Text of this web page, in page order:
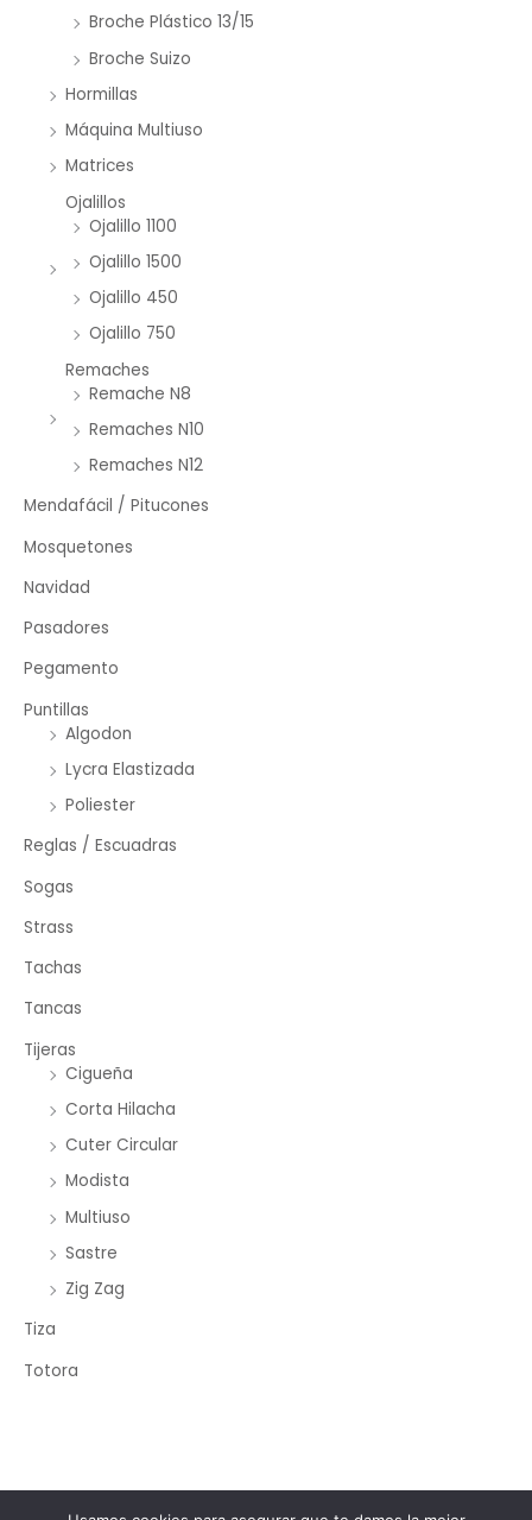
Broche Plástico 13/15
Broche Suizo
Hormillas
Máquina Multiuso
Matrices
Ojalillos
Ojalillo 1100
Ojalillo 1500
Ojalillo 450
Ojalillo 750
Remaches
Remache N8
Remaches N10
Remaches N12
Mendafácil / Pitucones
Mosquetones
Navidad
Pasadores
Pegamento
Puntillas
Algodon
Lycra Elastizada
Poliester
Reglas / Escuadras
Sogas
Strass
Tachas
Tancas
Tijeras
Cigueña
Corta Hilacha
Cuter Circular
Modista
Multiuso
Sastre
Zig Zag
Tiza
Totora